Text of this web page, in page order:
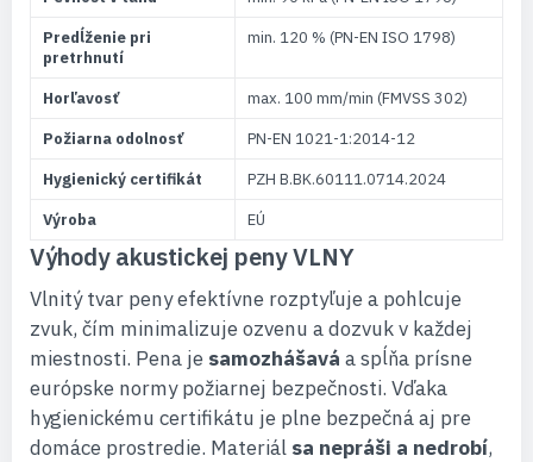
Predĺženie pri
pretrhnutí
min. 120 % (PN-EN ISO 1798)
Horľavosť
max. 100 mm/min (FMVSS 302)
Požiarna odolnosť
PN-EN 1021-1:2014-12
Hygienický certifikát
PZH B.BK.60111.0714.2024
Výroba
EÚ
Výhody akustickej peny VLNY
Vlnitý tvar peny efektívne rozptyľuje a pohlcuje
zvuk, čím minimalizuje ozvenu a dozvuk v každej
miestnosti. Pena je samozhášavá a spĺňa prísne
európske normy požiarnej bezpečnosti. Vďaka
hygienickému certifikátu je plne bezpečná aj pre
domáce prostredie. Materiál sa nepráši a nedrobí,